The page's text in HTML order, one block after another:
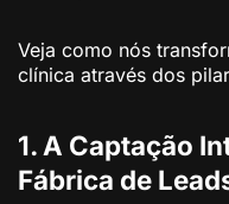
Veja como nós
clínica através dos
1. A Captação
Fábrica de